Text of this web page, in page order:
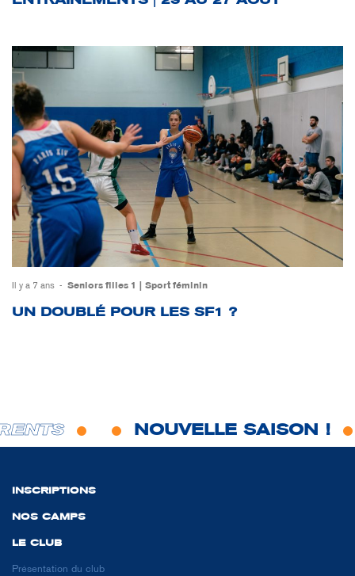
Il y a 7 ans Seniors filles 1 Sport féminin
UN DOUBLÉ POUR LES SF1 ?
NOUVELLE SAISON !
INSCRIPTIONS
NOS CAMPS
LE CLUB
Présentation du club